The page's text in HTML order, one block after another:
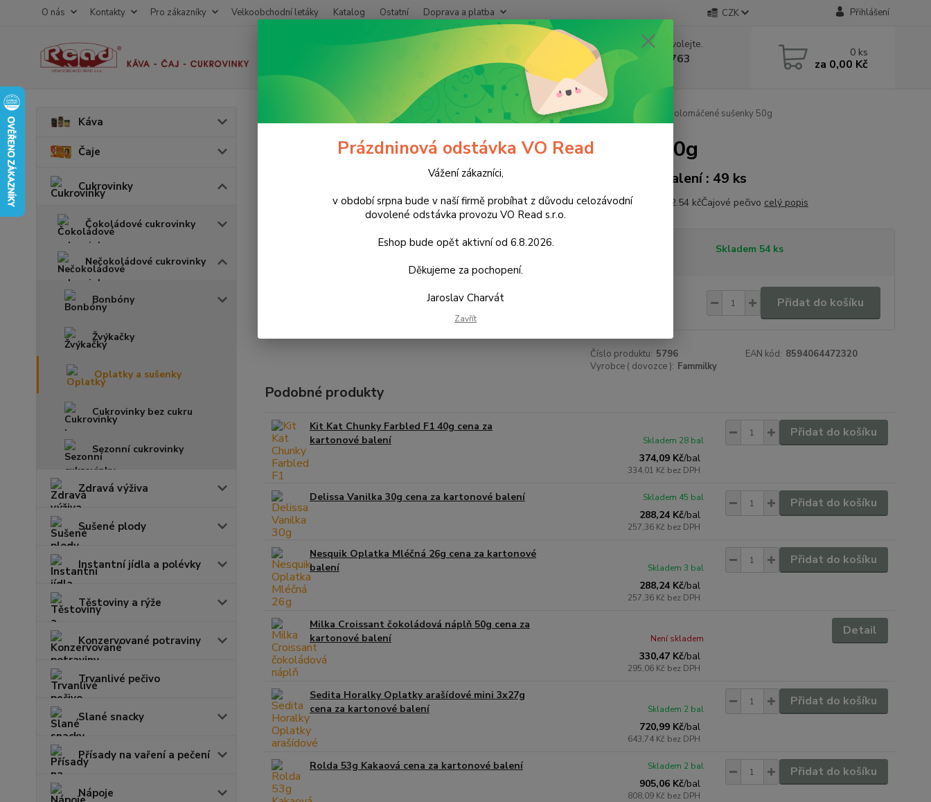
O nás Kontakty Pro zákazníky Velkoobchodní letáky Katalog Ostatní Doprava a platba CZK Přihlášení
Nevíte si rady? Zavolejte.
+420 602 388 763
Po - Pá 8 - 14h
0 ks
za 0,00 Kč
Káva
Čaje
Cukrovinky
Čokoládové cukrovinky
Nečokoládové cukrovinky
Bonbóny
Žvýkačky
Oplatky a sušenky
Cukrovinky bez cukru
Sezonní cukrovinky
Zdravá výživa
Sušené plody
Instantní jídla a polévky
Těstoviny a rýže
Konzervované potraviny
Trvanlivé pečivo
Slané snacky
Přísady na vaření a pečení
Nápoje
Cukrovinky Nečokoládové cukrovinky Oplatky a sušenky Rozárky Borůvkové polomáčené sušenky 50g
Rozárky Borůvkové polomáčené sušenky 50g
Kartonové balení : 49 ks
cena za 1 kg je 202.54 kčČajové pečivo celý popis
Skladem 54 ks
Přidat do košíku
Číslo produktu: 5796 EAN kód: 8594064472320
Vyrobce ( dovozce ): Fammilky
Podobné produkty
Kit Kat Chunky Farbled F1 40g cena za
kartonové balení
374,09 Kč/bal
334,01 Kč bez DPH
Skladem 28 bal
Přidat do košíku
Delissa Vanilka 30g cena za kartonové balení
288,24 Kč/bal
257,36 Kč bez DPH
Skladem 45 bal Přidat do košíku
Nesquik Oplatka Mléčná 26g cena za kartonové
balení
288,24 Kč/bal
257,36 Kč bez DPH
Skladem 3 bal
Přidat do košíku
Milka Croissant čokoládová náplň 50g cena za
kartonové balení
330,47 Kč/bal
295,06 Kč bez DPH
Není skladem
Detail
Sedita Horalky Oplatky arašídové mini 3x27g
cena za kartonové balení
720,99 Kč/bal
643,74 Kč bez DPH
Skladem 2 bal
Přidat do košíku
Rolda 53g Kakaová cena za kartonové balení
905,06 Kč/bal
808,09 Kč bez DPH
Skladem 2 bal Přidat do košíku
Prázdninová odstávka VO Read
Vážení zákazníci,
v období srpna bude v naší firmě probíhat z důvodu celozávodní
dovolené odstávka provozu VO Read s.r.o.
Eshop bude opět aktivní od 6.8.2026.
Děkujeme za pochopení.
Jaroslav Charvát
Zavřít